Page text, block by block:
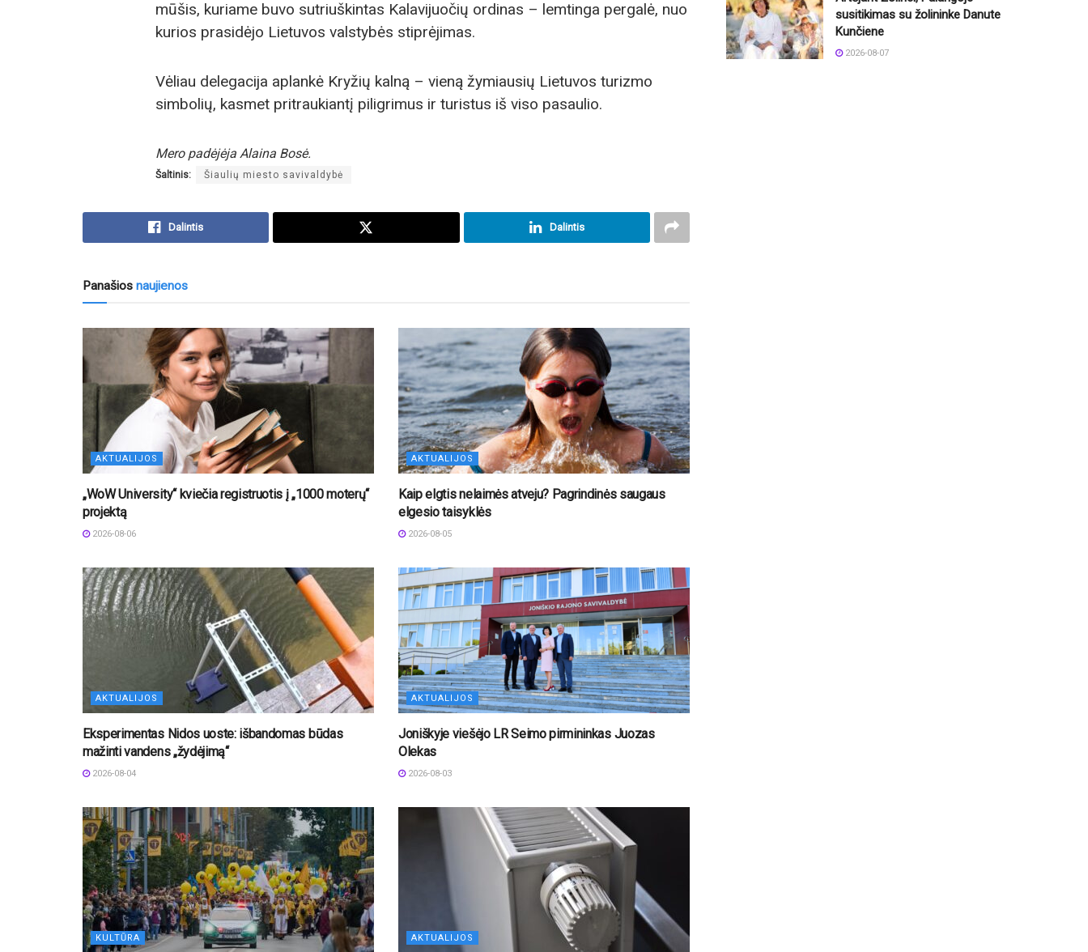
mūšis, kuriame buvo sutriuškintas Kalavijuočių ordinas – lemtinga pergalė, nuo
kurios prasidėjo Lietuvos valstybės stiprėjimas.
Vėliau delegacija aplankė Kryžių kalną – vieną žymiausių Lietuvos turizmo
simbolių, kasmet pritraukiantį piligrimus ir turistus iš viso pasaulio.
Mero padėjėja Alaina Bosė.
Šaltinis: Šiaulių miesto savivaldybė
Dalintis Dalintis
Panašios naujienos
AKTUALIJOS
„WoW University“ kviečia registruotis į „1000 moterų“
projektą
2026-08-06
AKTUALIJOS
Kaip elgtis nelaimės atveju? Pagrindinės saugaus
elgesio taisyklės
2026-08-05
AKTUALIJOS
Eksperimentas Nidos uoste: išbandomas būdas
mažinti vandens „žydėjimą“
2026-08-04
AKTUALIJOS
Joniškyje viešėjo LR Seimo pirmininkas Juozas
Olekas
2026-08-03
KULTŪRA AKTUALIJOS
susitikimas su žolininke Danute
Kunčiene
2026-08-07